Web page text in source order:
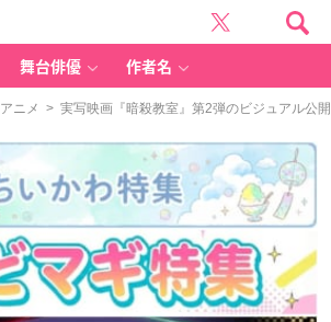
舞台俳優 作者名
アニメ > 実写映画『暗殺教室』第2弾のビジュアル公